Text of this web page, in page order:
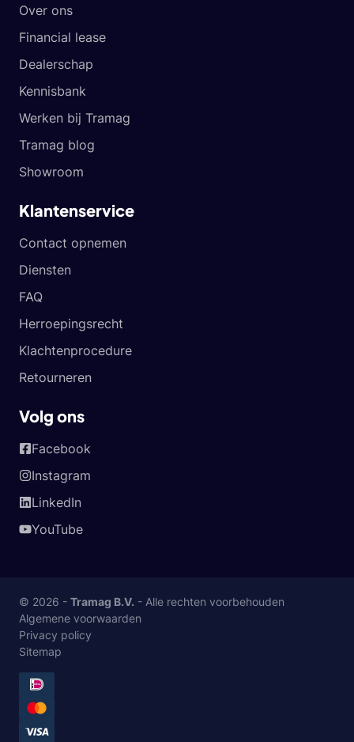
Over ons
Financial lease
Dealerschap
Kennisbank
Werken bij Tramag
Tramag blog
Showroom
Klantenservice
Contact opnemen
Diensten
FAQ
Herroepingsrecht
Klachtenprocedure
Retourneren
Volg ons
Facebook
Instagram
LinkedIn
YouTube
© 2026 - Tramag B.V. - Alle rechten voorbehouden
Algemene voorwaarden
Privacy policy
Sitemap